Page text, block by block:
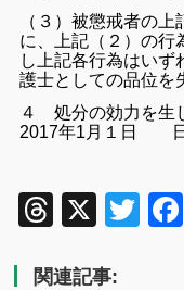
（３）被懲戒者の
に、上記（２）の行
し上記各行為はい
護士としての品位を
４ 処分の効力を
2017年1月１日 日
Threads
X
関連記事: